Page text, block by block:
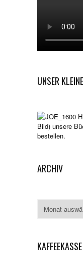
UNSER
Bild) unsere
bestellen.
ARCHIV
KAFFEEKASSE